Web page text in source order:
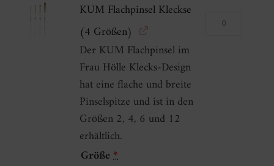
KUM Flachpinsel Kleckse
(4 Größen)
Der KUM Flachpinsel im
Frau Hölle Klecks-Design
hat eine flache und breite
Pinselspitze und ist in den
Größen 2, 4, 6 und 12
erhältlich.
Größe*
KUM